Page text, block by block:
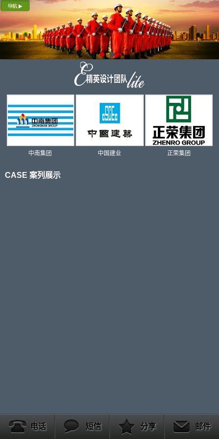
中南集团 中国建业 正荣集团
CASE 案列展示
电话 短信 分享 邮件